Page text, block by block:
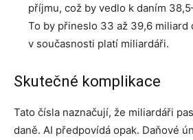
příjmu, což by vedlo k daním
To by přineslo 33 až 39,6 miliard
v současnosti platí miliardáři.
Skutečné komplikace
Tato čísla naznačují, že miliardáři
daně. AI předpovídá opak. Daňové